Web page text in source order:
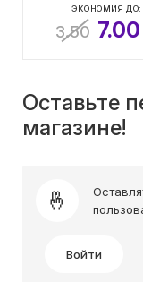
ЭКОНОМИЯ ДО:
3.50 7.00
Оставьте
магазине!
Войти